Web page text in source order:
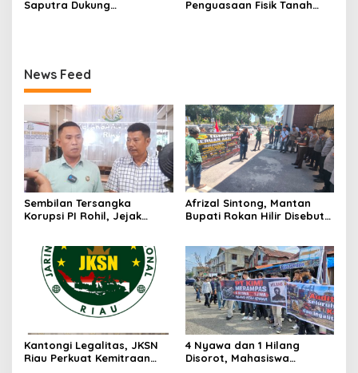
Saputra Dukung
Penguasaan Fisik Tanah
News Feed
Sembilan Tersangka
Korupsi PI Rohil, Jejak
Afrizal Sintong, Mantan
Bupati Rokan Hilir Disebut
Desak Usut Dividen Rp331,7
Miliar
Kantongi Legalitas, JKSN
Riau Perkuat Kemitraan
4 Nyawa dan 1 Hilang
Disorot, Mahasiswa